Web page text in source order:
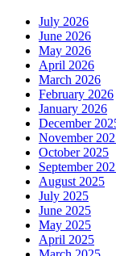
July 2026
June 2026
May 2026
April 2026
March 2026
February 2026
January 2026
December
November
October 2025
September
August 2025
July 2025
June 2025
May 2025
April 2025